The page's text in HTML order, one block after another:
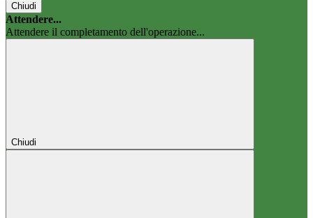
Chiudi
Attendere...
Attendere il completamento dell'operazione...
Chiudi